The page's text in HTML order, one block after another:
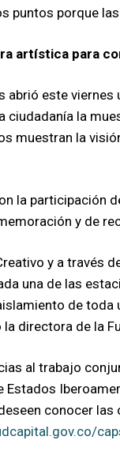
puntos porque
artística para
abrió este
ciudadanía la
muestran la
la participación
y de
y a través
una de las
de toda
directora de la
al trabajo
Estados
conocer